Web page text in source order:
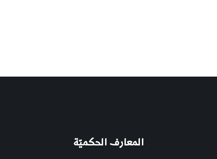
المعارف الحكميّة